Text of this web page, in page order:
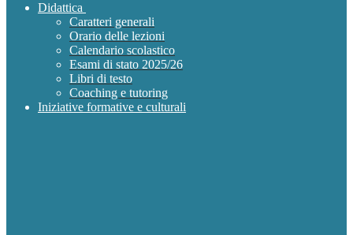
Didattica
Caratteri generali
Orario delle lezioni
Calendario scolastico
Esami di stato 2025/26
Libri di testo
Coaching e tutoring
Iniziative formative e culturali